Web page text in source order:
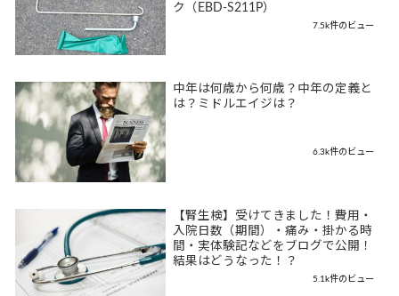
ク（EBD-S211P）
7.5k件のビュー
中年は何歳から何歳？中年の定義と
は？ミドルエイジは？
6.3k件のビュー
【腎生検】受けてきました！費用・
入院日数（期間）・痛み・掛かる時
間・実体験記などをブログで公開！
結果はどうなった！？
5.1k件のビュー